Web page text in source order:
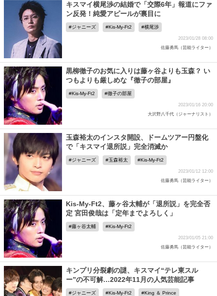
キスマイ横尾渉の結婚で「交際6年」報道にファ
ン反発！純愛アピールが裏目に
ジャニーズ Kis-My-Ft2 横尾渉
2023/01/28 08:00
佐藤勇馬（芸能ライター）
黒柳徹子のお気に入りは藤ヶ谷よりも玉森？ い
つもよりも厳しめな『徹子の部屋』
Kis-My-Ft2 徹子の部屋
2023/01/16 20:00
大沢野八千代（ジャーナリスト）
玉森裕太のインスタ開設、ドームツアー円盤化
で「キスマイ退所説」完全消滅か
ジャニーズ 玉森裕太 Kis-My-Ft2
2023/01/12 12:00
佐藤勇馬（芸能ライター）
Kis-My-Ft2、藤ヶ谷太輔が「退所説」を完全否
定 宮田俊哉は「定年までよろしく」
藤ヶ谷太輔 Kis-My-Ft2
2023/01/05 21:00
佐藤勇馬（芸能ライター）
キンプリ分裂劇の謎、キスマイ“テレ東スル
ー”の不可解…2022年11月の人気芸能記事
ジャニーズ Kis-My-Ft2 King ＆ Prince